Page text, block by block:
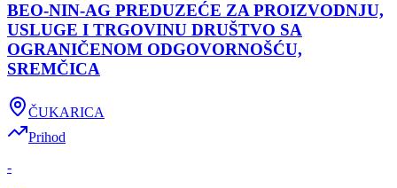
BEO-NIN-AG PREDUZEĆE ZA PROIZVODNJU,
USLUGE I TRGOVINU DRUŠTVO SA
OGRANIČENOM ODGOVORNOŠĆU,
SREMČICA
ČUKARICA
Prihod
-